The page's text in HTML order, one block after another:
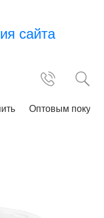
сайта
Оптовым